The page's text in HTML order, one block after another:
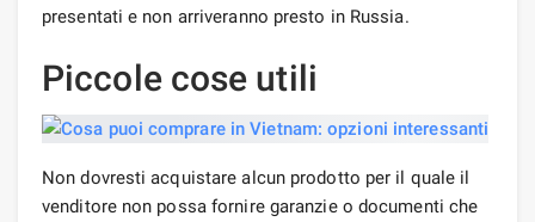
presentati e non arriveranno presto in Russia.
Piccole cose utili
Non dovresti acquistare alcun prodotto per il quale il
venditore non possa fornire garanzie o documenti che